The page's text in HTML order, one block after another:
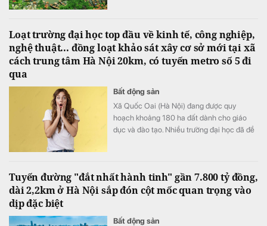
Loạt trường đại học top đầu về kinh tế, công nghiệp,
nghệ thuật... đồng loạt khảo sát xây cơ sở mới tại xã
cách trung tâm Hà Nội 20km, có tuyến metro số 5 đi
qua
Bất động sản
Xã Quốc Oai (Hà Nội) đang được quy
hoạch khoảng 180 ha đất dành cho giáo
dục và đào tạo. Nhiều trường đại học đã đề
Tuyến đường "đắt nhất hành tinh" gần 7.800 tỷ đồng,
dài 2,2km ở Hà Nội sắp đón cột mốc quan trọng vào
dịp đặc biệt
Bất động sản